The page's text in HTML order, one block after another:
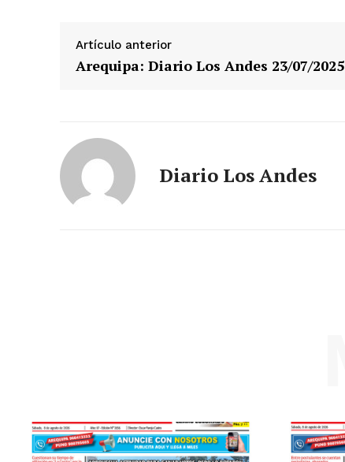
Artículo anterior
Arequipa: Diario Los Andes 23/07/2025
Diario Los Andes